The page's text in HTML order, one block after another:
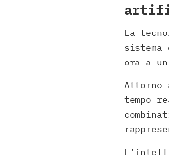
La
ora a
Attorno
tempo